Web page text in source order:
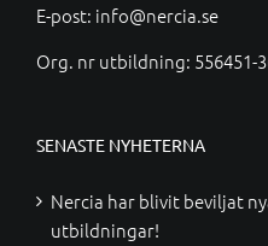
E-post: info@nercia.se
Org. nr utbildning: 556451-
SENASTE NYHETERNA
Nercia har blivit beviljat
utbildningar!